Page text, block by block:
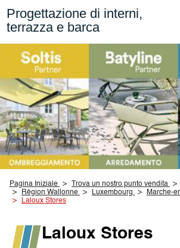
Progettazione di interni,
terrazza e barca
Pagina Iniziale Trova un nostro punto vendita
Région Wallonne
Luxembourg
Marche-
Laloux Stores
Laloux Stores